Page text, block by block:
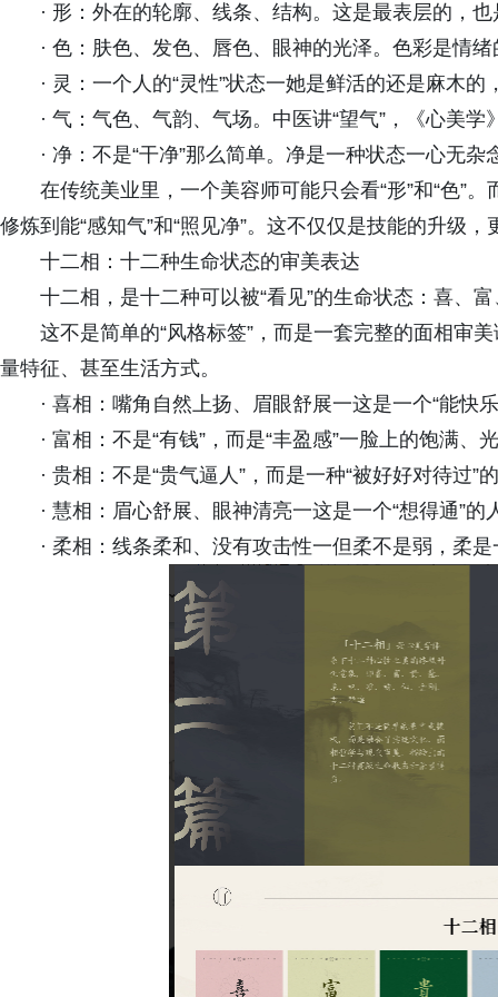
· 形：外在的轮廓、线条、结构。这是最表层的，
· 色：肤色、发色、唇色、眼神的光泽。色彩是情
· 灵：一个人的“灵性”状态一她是鲜活的还是麻木
· 气：气色、气韵、气场。中医讲“望气”，《心美
· 净：不是“干净”那么简单。净是一种状态一心无
在传统美业里，一个美容师可能只会看“形”和“色”
修炼到能“感知气”和“照见净”。这不仅仅是技能的升级
十二相：十二种生命状态的审美表达
十二相，是十二种可以被“看见”的生命状态：喜、
这不是简单的“风格标签”，而是一套完整的面相审
量特征、甚至生活方式。
· 喜相：嘴角自然上扬、眉眼舒展一这是一个“能快
· 富相：不是“有钱”，而是“丰盈感”一脸上的饱满、
· 贵相：不是“贵气逼人”，而是一种“被好好对待过
· 慧相：眉心舒展、眼神清亮一这是一个“想得通”的
· 柔相：线条柔和、没有攻击性一但柔不是弱，柔